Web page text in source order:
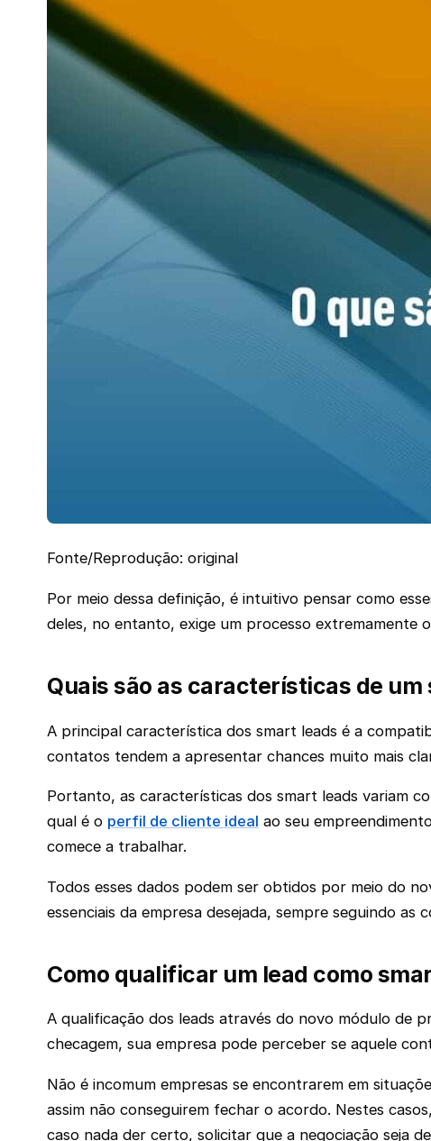
Fonte/Reprodução: original
Por meio dessa definição, é intuitivo pensar como
deles, no entanto, exige um processo extremamente
Quais são as características de um
A principal característica dos smart leads é a
contatos tendem a apresentar chances muito mais
Portanto, as características dos smart leads variam
qual é o perfil de cliente ideal ao seu
comece a trabalhar.
Todos esses dados podem ser obtidos por meio do
essenciais da empresa desejada, sempre seguindo as
Como qualificar um lead como
A qualificação dos leads através do novo módulo de
checagem, sua empresa pode perceber se aquele
Não é incomum empresas se encontrarem em
assim não conseguirem fechar o acordo. Nestes
caso nada der certo, solicitar que a negociação seja